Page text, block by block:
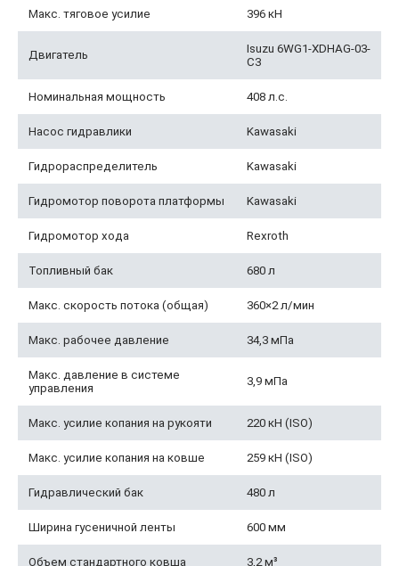
Макс. тяговое усилие 396 кН
Двигатель
Isuzu 6WG1-XDHAG-03-
C3
Номинальная мощность 408 л.с.
Насос гидравлики Kawasaki
Гидрораспределитель Kawasaki
Гидромотор поворота платформы Kawasaki
Гидромотор хода Rexroth
Топливный бак 680 л
Макс. скорость потока (общая) 360×2 л/мин
Макс. рабочее давление 34,3 мПа
Макс. давление в системе
управления
3,9 мПа
Макс. усилие копания на рукояти 220 кН (ISO)
Макс. усилие копания на ковше 259 кН (ISO)
Гидравлический бак 480 л
Ширина гусеничной ленты 600 мм
Объем стандартного ковша 3,2 м³